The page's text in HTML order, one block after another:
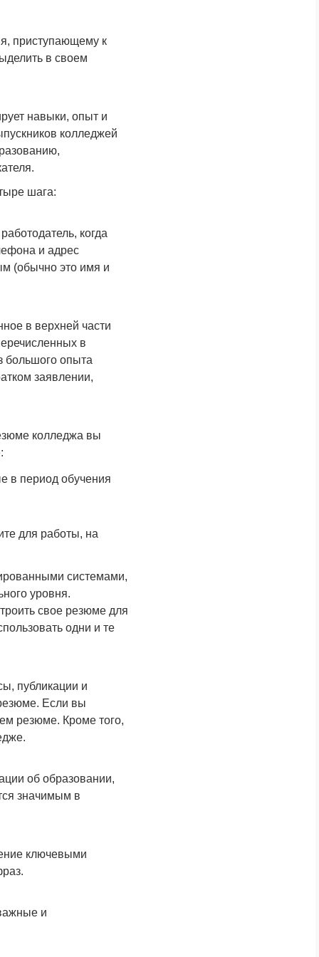
приступающему к
в своем
навыки, опыт и
колледжей
шага:
когда
и адрес
(обычно это имя и
в верхней части
в
большого опыта
заявлении,
колледжа вы
в период обучения
для работы, на
системами,
уровня.
свое резюме для
одни и те
публикации и
Если вы
резюме. Кроме того,
об образовании,
значимым в
ключевыми
и